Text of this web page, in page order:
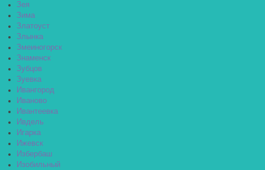
Зея
Зима
Златоуст
Злынка
Змеиногорск
Знаменск
Зубцов
Зуевка
Ивангород
Иваново
Ивантеевка
Ивдель
Игарка
Ижевск
Избербаш
Изобильный